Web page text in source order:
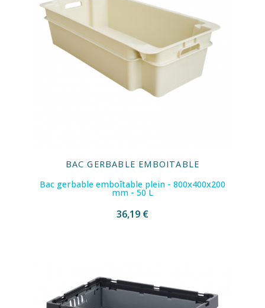
BAC GERBABLE EMBOITABLE
Bac gerbable emboîtable plein - 800x400x200
mm - 50 L
36,19 €